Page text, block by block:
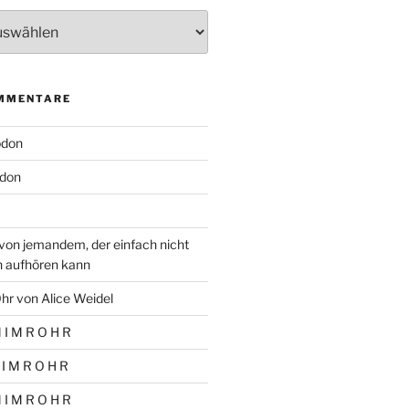
jemandem, der einfach nicht
aufhören kann
von Alice Weidel
I M R O H R
M R O H R
I M R O H R